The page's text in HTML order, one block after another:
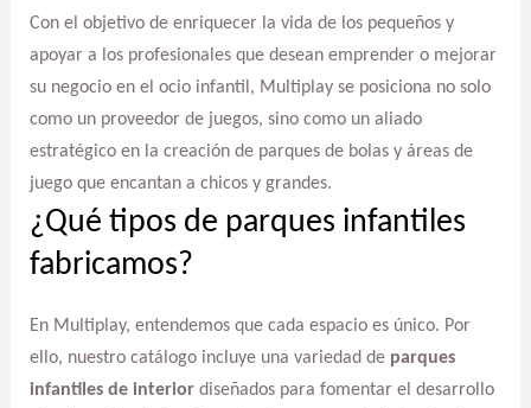
Con el objetivo de enriquecer la vida de los pequeños y
apoyar a los profesionales que desean emprender o mejorar
su negocio en el ocio infantil, Multiplay se posiciona no solo
como un proveedor de juegos, sino como un aliado
estratégico en la creación de parques de bolas y áreas de
juego que encantan a chicos y grandes.
¿Qué tipos de parques infantiles
fabricamos?
En Multiplay, entendemos que cada espacio es único. Por
ello, nuestro catálogo incluye una variedad de parques
infantiles de interiordiseñados para fomentar el desarrollo